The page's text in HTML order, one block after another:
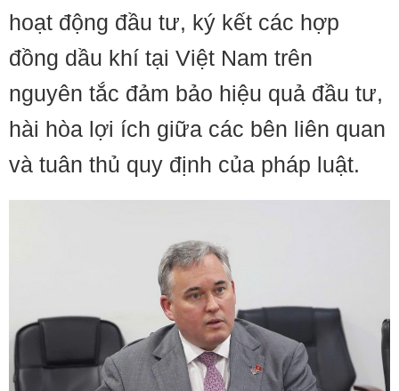
hoạt động đầu tư, ký kết các hợp
đồng dầu khí tại Việt Nam trên
nguyên tắc đảm bảo hiệu quả đầu tư,
hài hòa lợi ích giữa các bên liên quan
và tuân thủ quy định của pháp luật.